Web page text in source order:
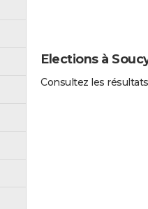
Elections à
Consultez les